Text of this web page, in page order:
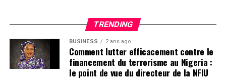
impliquant trois hommes. L’un des participants, avec
des marques visibles sur son manteau, a déclaré avoir
été attaqué au couteau par les deux autres. Ces derniers
ont rejeté les accusations lors de leur interrogatoire.
Déjà sous le coup d’une obligation de quitter le
TRENDING
BUSINESS 2 ans ago
Comment lutter efficacement contre le
financement du terrorisme au Nigeria :
le point de vue du directeur de la NFIU